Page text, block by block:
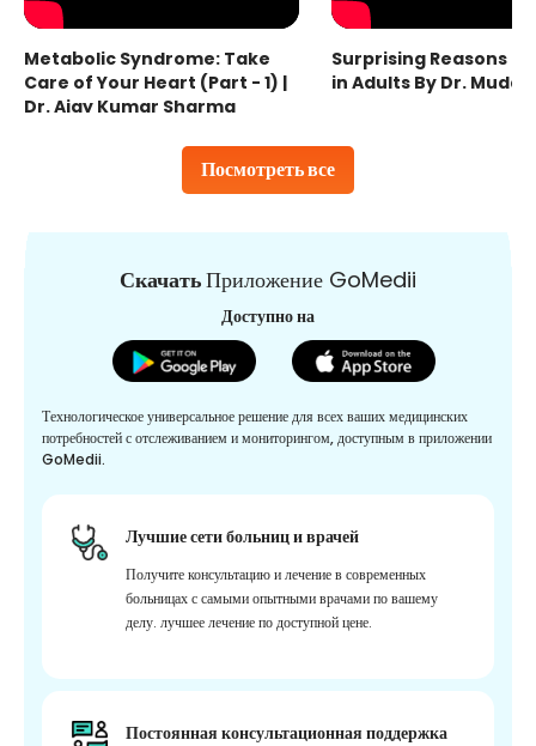
Посмотреть все
Metabolic Syndrome: Take
Care of Your Heart (Part - 1) |
Dr. Ajay Kumar Sharma
Surprising Reasons
in Adults By Dr.
СкачатьПриложение GoMedii
Доступно на
Технологическое универсальное решение для всех ваших медицинских
потребностей с отслеживанием и мониторингом, доступным в приложении
GoMedii.
Лучшие сети больниц и врачей
Получите консультацию и лечение в современных
больницах с самыми опытными врачами по вашему
делу. лучшее лечение по доступной цене.
Постоянная консультационная поддержка